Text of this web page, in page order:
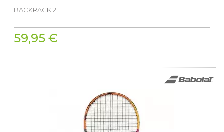
BACKRACK 2
59,95 €